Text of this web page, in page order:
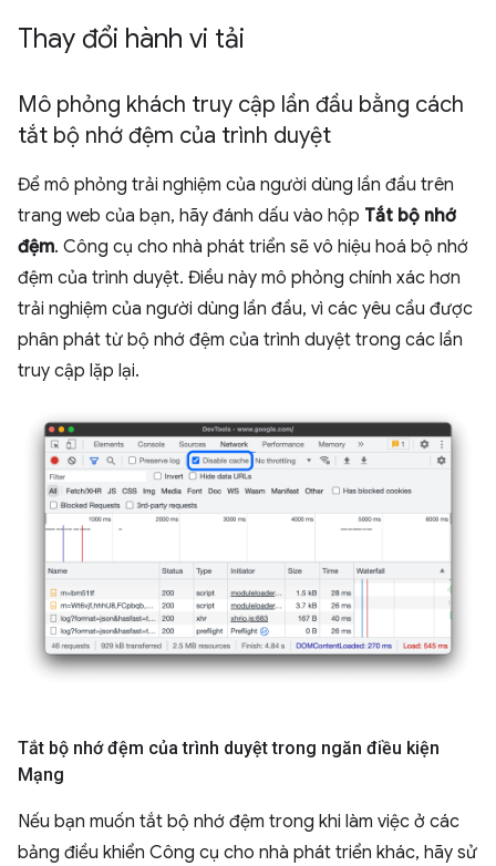
Thay đổi hành vi tải
Mô phỏng khách truy cập lần đầu bằng cách
tắt bộ nhớ đệm của trình duyệt
Để mô phỏng trải nghiệm của người dùng lần đầu trên
trang web của bạn, hãy đánh dấu vào hộp Tắt bộ nhớ
đệm. Công cụ cho nhà phát triển sẽ vô hiệu hoá bộ nhớ
đệm của trình duyệt. Điều này mô phỏng chính xác hơn
trải nghiệm của người dùng lần đầu, vì các yêu cầu được
phân phát từ bộ nhớ đệm của trình duyệt trong các lần
truy cập lặp lại.
Tắt bộ nhớ đệm của trình duyệt trong ngăn điều kiện
Mạng
Nếu bạn muốn tắt bộ nhớ đệm trong khi làm việc ở các
bảng điều khiển Công cụ cho nhà phát triển khác, hãy sử